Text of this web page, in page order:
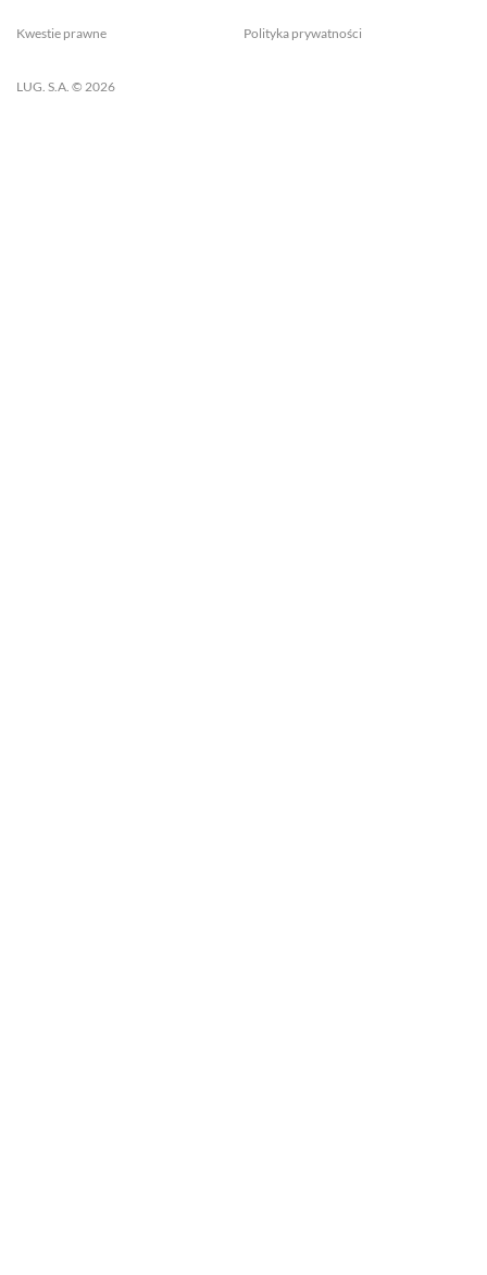
LUG. S.A. © 2026
Kwestie prawne Polityka prywatności